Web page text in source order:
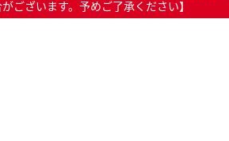
ございます。予めご了承ください】